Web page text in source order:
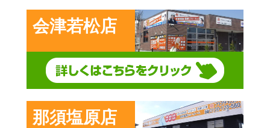
会津若松店
那須塩原店